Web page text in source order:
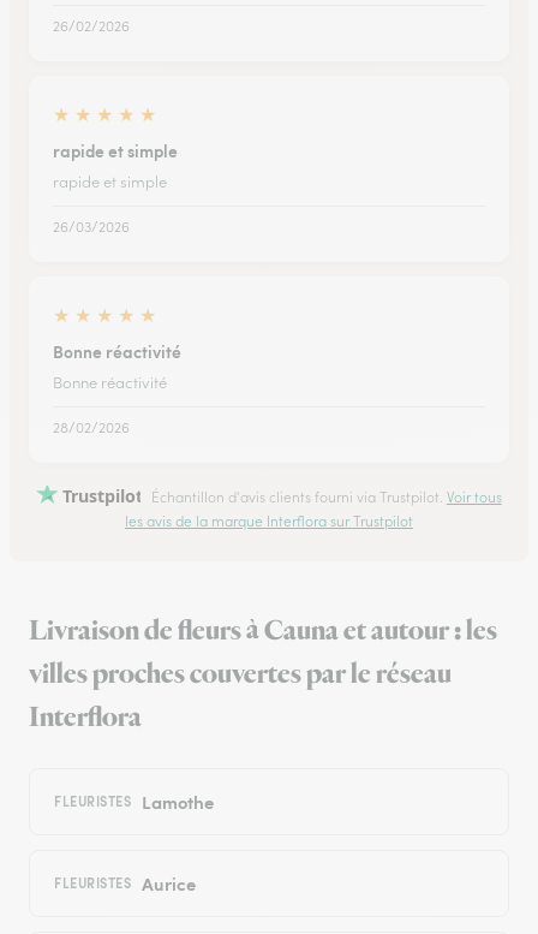
26/02/2026
★ ★ ★ ★ ★
rapide et simple
rapide et simple
26/03/2026
★ ★ ★ ★ ★
Bonne réactivité
Bonne réactivité
28/02/2026
Trustpilot Échantillon d'avis clients fourni via Trustpilot. Voir tous
les avis de la marque Interflora sur Trustpilot
Livraison de fleurs à Cauna et autour : les
villes proches couvertes par le réseau
Interflora
FLEURISTES Lamothe
FLEURISTES Aurice